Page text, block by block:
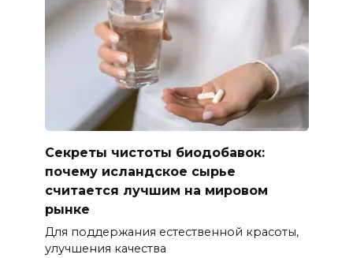
Секреты чистоты биодобавок:
почему исландское сырье
считается лучшим на мировом
рынке
Для поддержания естественной красоты,
улучшения качества